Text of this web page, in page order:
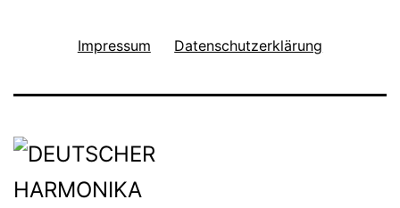
Impressum Datenschutzerklärung